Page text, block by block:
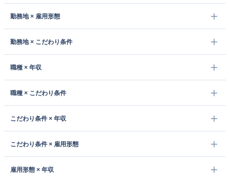
勤務地 × 雇用形態
勤務地 × こだわり条件
職種 × 年収
職種 × こだわり条件
こだわり条件 × 年収
こだわり条件 × 雇用形態
雇用形態 × 年収